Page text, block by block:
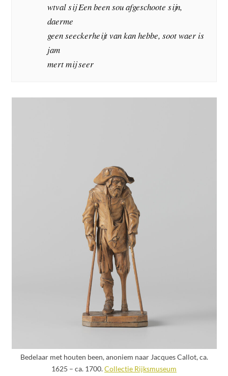
wtval sij Een been sou afgeschoote sijn,
daerme
geen seeckerheijt van kan hebbe, soot waer is
jam
mert mij seer
Bedelaar met houten been, anoniem naar Jacques Callot, ca.
1625 – ca. 1700.Collectie Rijksmuseum